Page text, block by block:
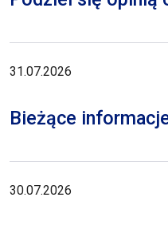
31.07.2026
Bieżące
30.07.2026